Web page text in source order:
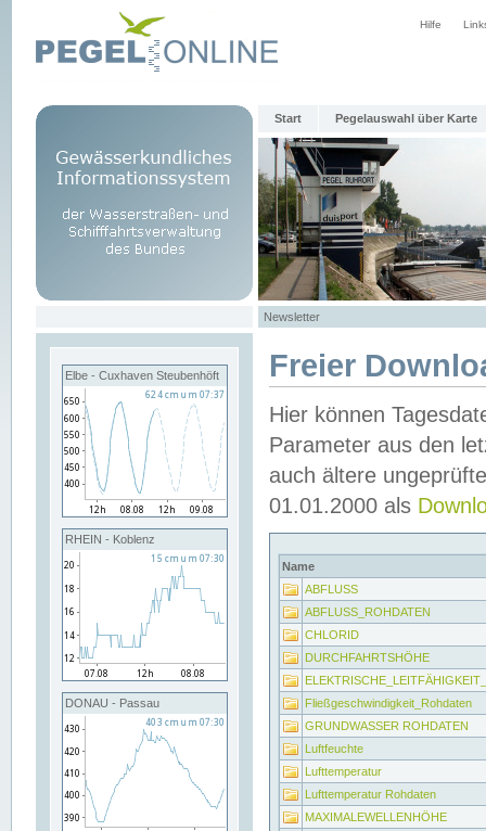
Hilfe
Start Pegelauswahl über Karte
Newsletter
Elbe - Cuxhaven Steubenhöft
RHEIN - Koblenz
DONAU - Passau
Freier
Hier können
Parameter aus den
auch ältere
01.01.2000 als
Name
ABFLUSS
ABFLUSS_ROHDATEN
CHLORID
DURCHFAHRTSHÖHE
Fließgeschwindigkeit_Rohdaten
GRUNDWASSER ROHDATEN
Luftfeuchte
Lufttemperatur
Lufttemperatur Rohdaten
MAXIMALEWELLENHÖHE